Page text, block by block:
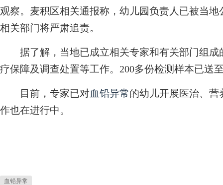
观察。麦积区相关通报称，幼儿园负责人已被当
相关部门将严肃追责。
据了解，当地已成立相关专家和有关部门组成
疗保障及调查处置等工作。200多份检测样本已送
目前，专家已对血铅异常的幼儿开展医治、
作也在进行中。
血铅异常